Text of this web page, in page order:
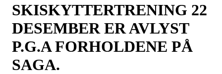
SKISKYTTERTRENING 22
DESEMBER ER AVLYST
P.G.A FORHOLDENE PÅ
SAGA.